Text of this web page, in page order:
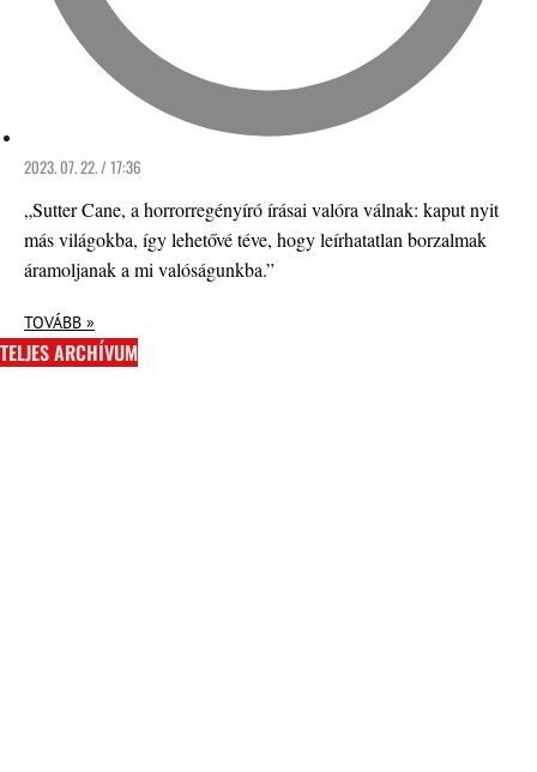
2023. 07. 22. / 17:36
„Sutter Cane, a horrorregényíró írásai valóra válnak: kaput nyit
más világokba, így lehetővé téve, hogy leírhatatlan borzalmak
áramoljanak a mi valóságunkba.”
TOVÁBB »
TELJES ARCHÍVUM